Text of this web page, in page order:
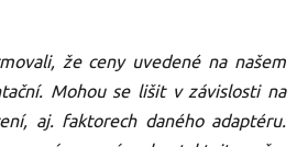
že ceny uvedené na našem
Mohou se lišit v závislosti na
aj. faktorech daného adaptéru.